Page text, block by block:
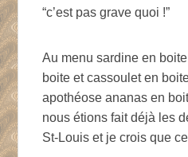
“c’est pas grave quoi !”
Au menu sardine en
boite et cassoulet en
apothéose ananas en
nous étions fait déjà les
St-Louis et je crois que